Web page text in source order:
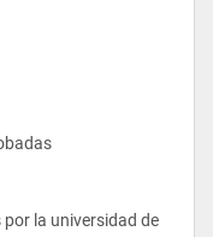
la universidad de